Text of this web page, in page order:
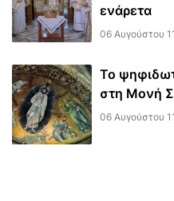
ενάρετα
06 Αυγούστου
Το
στη Μονή
06 Αυγούστου